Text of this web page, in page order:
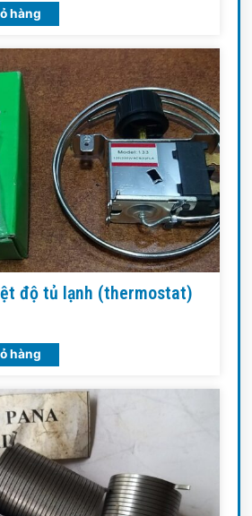
hàng
độ tủ lạnh (thermostat)
hàng